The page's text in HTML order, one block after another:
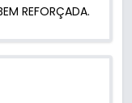
REFORÇADA.